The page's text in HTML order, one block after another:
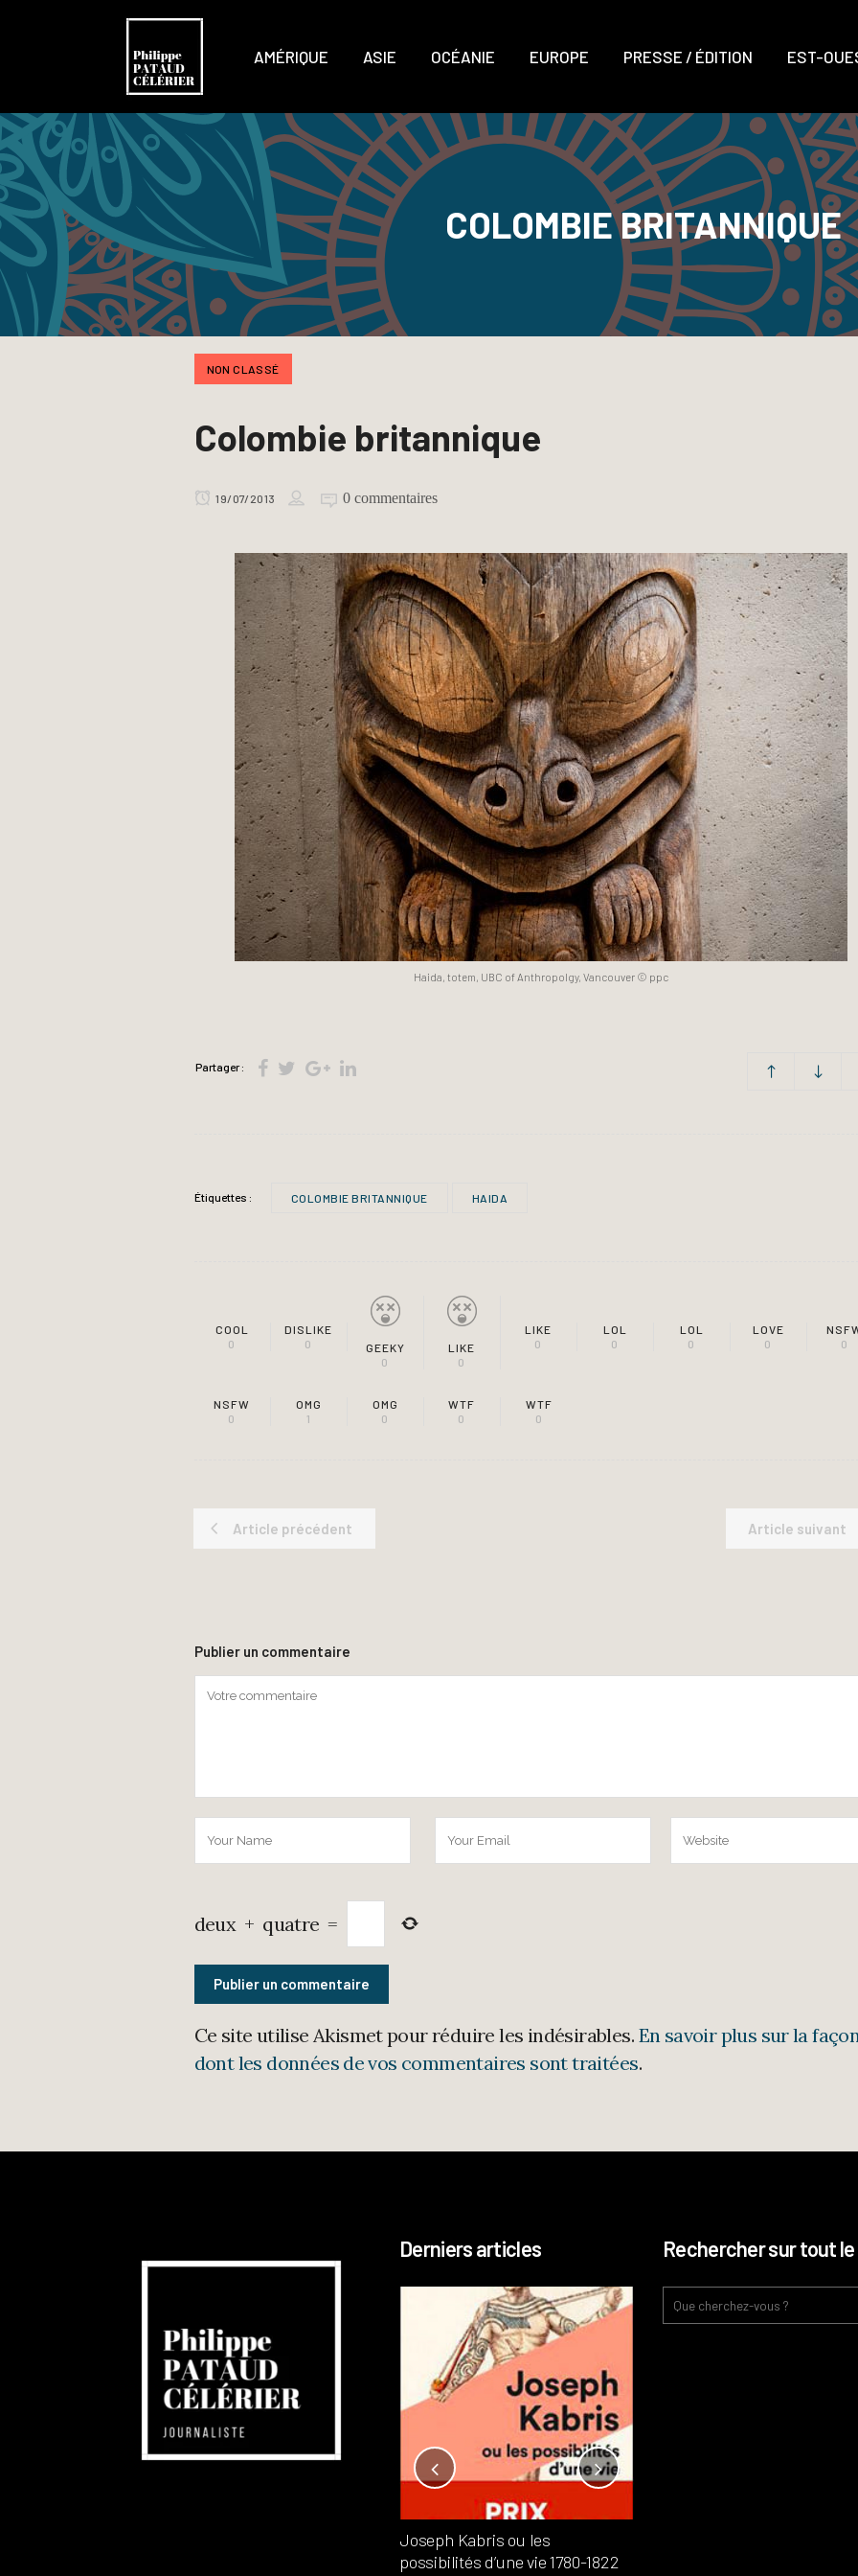
AMÉRIQUE ASIE OCÉANIE EUROPE PRESSE / ÉDITION EST-
COLOMBIE BRITANNIQUE
NON CLASSÉ
Colombie britannique
19/07/2013 0 commentaires
Haida, totem, UBC of Anthropolgy, Vancouver © ppc
Partager :
Étiquettes : COLOMBIE BRITANNIQUE HAIDA
COOL
0
DISLIKE
0
GEEKY
0
LIKE
0
LIKE
0
LOL
0
LOL
0
LOVE
0
0
NSFW
0
OMG
1
OMG
0
WTF
0
WTF
0
Article précédent Article suivant
Publier un commentaire
deux + quatre =
Ce site utilise Akismet pour réduire les indésirables. En savoir plus sur la
dont les données de vos commentaires sont traitées.
Derniers articles
Joseph Kabris ou les
possibilités d’une vie 1780-1822
Rechercher sur tout